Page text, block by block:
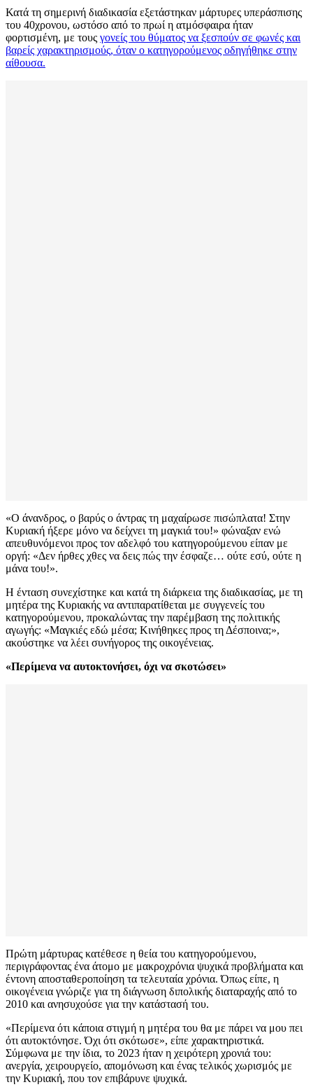
Κατά τη σημερινή διαδικασία εξετάστηκαν μάρτυρες υπεράσπισης
του 40χρονου, ωστόσο από το πρωί η ατμόσφαιρα ήταν
φορτισμένη, με τους γονείς του θύματος να ξεσπούν σε φωνές και
βαρείς χαρακτηρισμούς, όταν ο κατηγορούμενος οδηγήθηκε στην
αίθουσα.
«Ο άνανδρος, ο βαρύς ο άντρας τη μαχαίρωσε πισώπλατα! Στην
Κυριακή ήξερε μόνο να δείχνει τη μαγκιά του!» φώναξαν ενώ
απευθυνόμενοι προς τον αδελφό του κατηγορούμενου είπαν με
οργή: «Δεν ήρθες χθες να δεις πώς την έσφαζε… ούτε εσύ, ούτε η
μάνα του!».
Η ένταση συνεχίστηκε και κατά τη διάρκεια της διαδικασίας, με τη
μητέρα της Κυριακής να αντιπαρατίθεται με συγγενείς του
κατηγορούμενου, προκαλώντας την παρέμβαση της πολιτικής
αγωγής: «Μαγκιές εδώ μέσα; Κινήθηκες προς τη Δέσποινα;»,
ακούστηκε να λέει συνήγορος της οικογένειας.
«Περίμενα να αυτοκτονήσει, όχι να σκοτώσει»
Πρώτη μάρτυρας κατέθεσε η θεία του κατηγορούμενου,
περιγράφοντας ένα άτομο με μακροχρόνια ψυχικά προβλήματα και
έντονη αποσταθεροποίηση τα τελευταία χρόνια. Όπως είπε, η
οικογένεια γνώριζε για τη διάγνωση διπολικής διαταραχής από το
2010 και ανησυχούσε για την κατάστασή του.
«Περίμενα ότι κάποια στιγμή η μητέρα του θα με πάρει να μου πει
ότι αυτοκτόνησε. Όχι ότι σκότωσε», είπε χαρακτηριστικά.
Σύμφωνα με την ίδια, το 2023 ήταν η χειρότερη χρονιά του:
ανεργία, χειρουργείο, απομόνωση και ένας τελικός χωρισμός με
την Κυριακή, που τον επιβάρυνε ψυχικά.